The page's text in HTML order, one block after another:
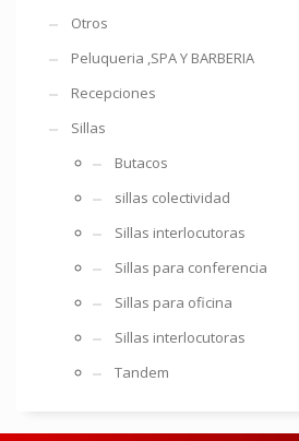
Otros
Peluqueria ,SPA Y BARBERIA
Recepciones
Sillas
Butacos
sillas colectividad
Sillas interlocutoras
Sillas para conferencia
Sillas para oficina
Sillas interlocutoras
Tandem